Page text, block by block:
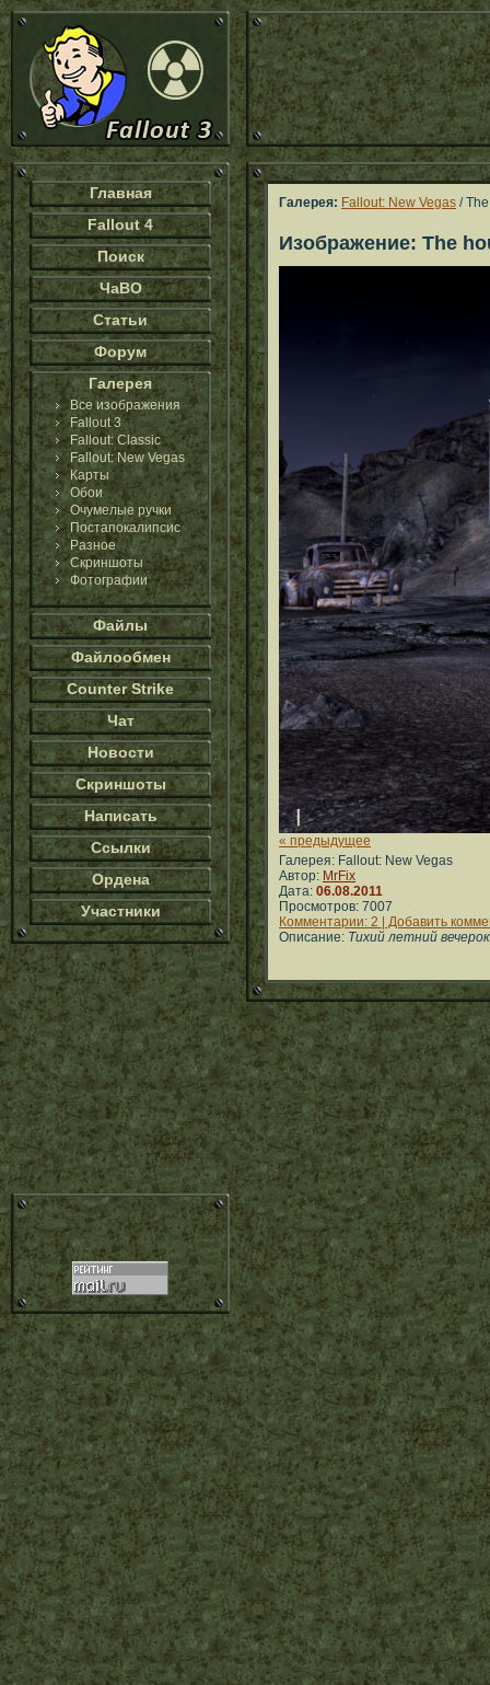
Главная
Fallout 4
Поиск
ЧаВО
Статьи
Форум
Галерея
Все изображения
Fallout 3
Fallout: Classic
Fallout: New Vegas
Карты
Обои
Очумелые ручки
Постапокалипсис
Разное
Скриншоты
Фотографии
Файлы
Файлообмен
Counter Strike
Чат
Новости
Скриншоты
Написать
Ссылки
Ордена
Участники
Галерея: Fallout: New Vegas /
Изображение: The
« предыдущее
Галерея: Fallout: New Vegas
Автор: MrFix
Дата: 06.08.2011
Просмотров: 7007
Комментарии: 2 | Добавить
Описание: Тихий летний